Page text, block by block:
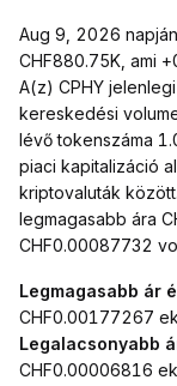
Aug 9, 2026
CHF880.75K, ami
A(z) CPHY
kereskedési
lévő tokenszáma
piaci kapitalizáció
kriptovaluták
legmagasabb ára
CHF0.00087732
Legmagasabb ár
CHF0.00177267
Legalacsonyabb
CHF0.00006816